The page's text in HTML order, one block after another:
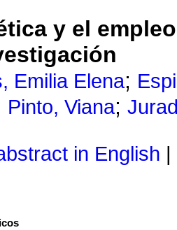
y el
Emilia Elena;
Pinto, Viana;
in English